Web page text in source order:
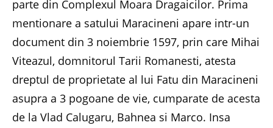
parte din Complexul Moara Dragaicilor. Prima
mentionare a satului Maracineni apare intr-un
document din 3 noiembrie 1597, prin care Mihai
Viteazul, domnitorul Tarii Romanesti, atesta
dreptul de proprietate al lui Fatu din Maracineni
asupra a 3 pogoane de vie, cumparate de acesta
de la Vlad Calugaru, Bahnea si Marco. Insa